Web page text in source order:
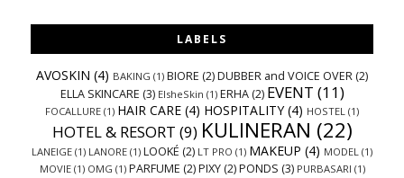
LABELS
AVOSKIN (4) BAKING (1) BIORE (2)DUBBER and VOICE OVER (2)
ELLA SKINCARE (3) ElsheSkin (1) ERHA (2) EVENT (11)
FOCALLURE (1) HAIR CARE (4) HOSPITALITY (4) HOSTEL (1)
HOTEL & RESORT (9) KULINERAN (22)
LANEIGE (1) LANORE (1) LOOKÉ (2) LT PRO (1) MAKEUP (4) MODEL (1)
MOVIE (1) OMG (1) PARFUME (2) PIXY (2) PONDS (3) PURBASARI (1)